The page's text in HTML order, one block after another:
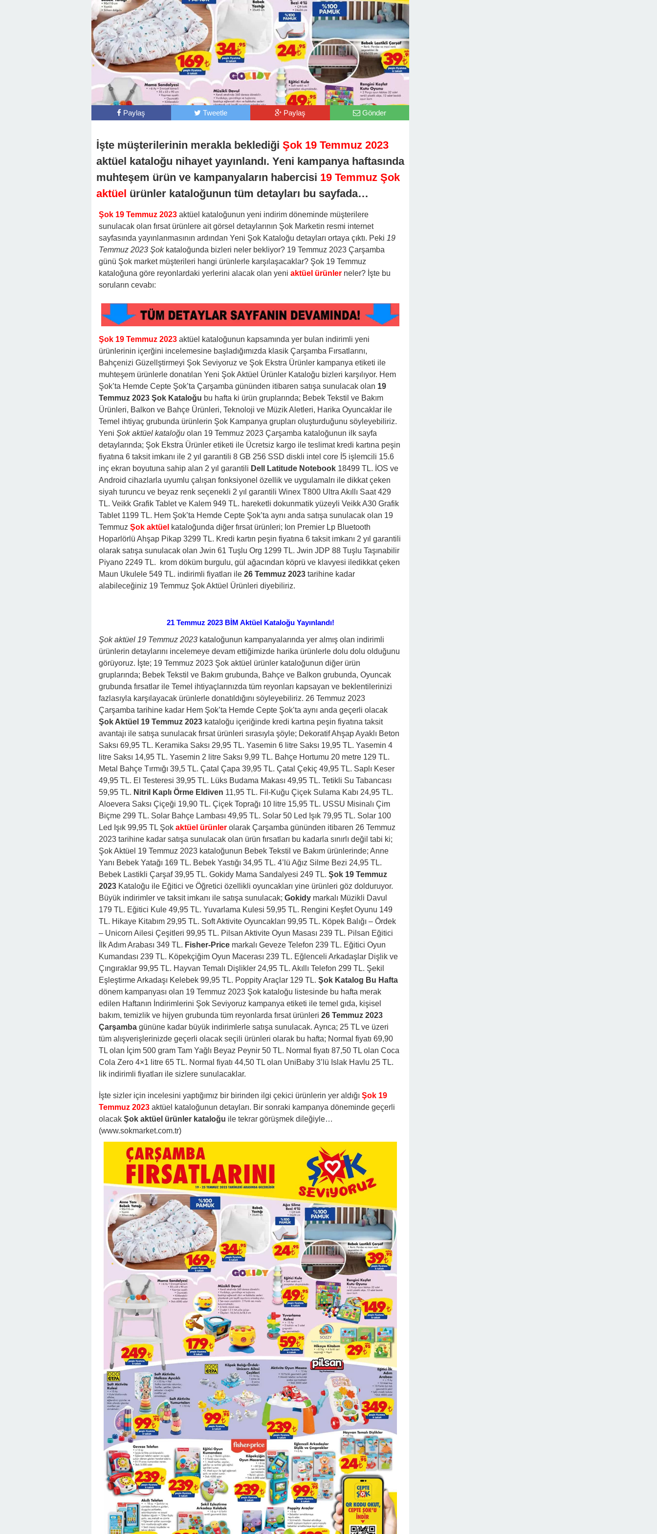
Paylaş Tweetle Paylaş Gönder
İşte müşterilerinin merakla beklediği Şok 19 Temmuz 2023
aktüel kataloğu nihayet yayınlandı. Yeni kampanya haftasında
muhteşem ürün ve kampanyaların habercisi 19 Temmuz Şok
aktüel ürünler kataloğunun tüm detayları bu sayfada…
Şok 19 Temmuz 2023 aktüel kataloğunun yeni indirim döneminde müşterilere
sunulacak olan fırsat ürünlere ait görsel detaylarının Şok Marketin resmi internet
sayfasında yayınlanmasının ardından Yeni Şok Kataloğu detayları ortaya çıktı. Peki 19
Temmuz 2023 Şokkataloğunda bizleri neler bekliyor? 19 Temmuz 2023 Çarşamba
günü Şok market müşterileri hangi ürünlerle karşılaşacaklar? Şok 19 Temmuz
kataloğuna göre reyonlardaki yerlerini alacak olan yeni aktüel ürünler neler? İşte bu
soruların cevabı:
Şok 19 Temmuz 2023 aktüel kataloğunun kapsamında yer bulan indirimli yeni
ürünlerinin içerğini incelemesine başladığımızda klasik Çarşamba Fırsatlarını,
Bahçenizi Güzellştirmeyi Şok Seviyoruz ve Şok Ekstra Ürünler kampanya etiketi ile
muhteşem ürünlerle donatılan Yeni Şok Aktüel Ürünler Kataloğu bizleri karşılıyor. Hem
Şok’ta Hemde Cepte Şok’ta Çarşamba gününden itibaren satışa sunulacak olan 19
Temmuz 2023 Şok Kataloğu bu hafta ki ürün gruplarında; Bebek Tekstil ve Bakım
Ürünleri, Balkon ve Bahçe Ürünleri, Teknoloji ve Müzik Aletleri, Harika Oyuncaklar ile
Temel ihtiyaç grubunda ürünlerin Şok Kampanya grupları oluşturduğunu söyleyebiliriz.
Yeni Şok aktüel kataloğu olan 19 Temmuz 2023 Çarşamba kataloğunun ilk sayfa
detaylarında; Şok Ekstra Ürünler etiketi ile Ücretsiz kargo ile teslimat kredi kartına peşin
fiyatına 6 taksit imkanı ile 2 yıl garantili 8 GB 256 SSD diskli intel core İ5 işlemcili 15.6
inç ekran boyutuna sahip alan 2 yıl garantili Dell Latitude Notebook 18499 TL. İOS ve
Android cihazlarla uyumlu çalışan fonksiyonel özellik ve uygulamalrı ile dikkat çeken
siyah turuncu ve beyaz renk seçenekli 2 yıl garantili Winex T800 Ultra Akıllı Saat 429
TL. Veikk Grafik Tablet ve Kalem 949 TL. hareketli dokunmatik yüzeyli Veikk A30 Grafik
Tablet 1199 TL. Hem Şok’ta Hemde Cepte Şok’ta aynı anda satışa sunulacak olan 19
Temmuz Şok aktüel kataloğunda diğer fırsat ürünleri; Ion Premier Lp Bluetooth
Hoparlörlü Ahşap Pikap 3299 TL. Kredi kartın peşin fiyatına 6 taksit imkanı 2 yıl garantili
olarak satışa sunulacak olan Jwin 61 Tuşlu Org 1299 TL. Jwin JDP 88 Tuşlu Taşınabilir
Piyano 2249 TL. krom döküm burgulu, gül ağacından köprü ve klavyesi iledikkat çeken
Maun Ukulele 549 TL. indirimli fiyatları ile 26 Temmuz 2023 tarihine kadar
alabileceğiniz 19 Temmuz Şok Aktüel Ürünleri diyebiliriz.
21 Temmuz 2023 BİM Aktüel Kataloğu Yayınlandı!
Şok aktüel 19 Temmuz 2023 kataloğunun kampanyalarında yer almış olan indirimli
ürünlerin detaylarını incelemeye devam ettiğimizde harika ürünlerle dolu dolu olduğunu
görüyoruz. İşte; 19 Temmuz 2023 Şok aktüel ürünler kataloğunun diğer ürün
gruplarında; Bebek Tekstil ve Bakım grubunda, Bahçe ve Balkon grubunda, Oyuncak
grubunda fırsatlar ile Temel ihtiyaçlarınızda tüm reyonları kapsayan ve beklentilerinizi
fazlasıyla karşılayacak ürünlerle donatıldığını söyleyebiliriz. 26 Temmuz 2023
Çarşamba tarihine kadar Hem Şok’ta Hemde Cepte Şok’ta aynı anda geçerli olacak
Şok Aktüel 19 Temmuz 2023 kataloğu içeriğinde kredi kartına peşin fiyatına taksit
avantajı ile satışa sunulacak fırsat ürünleri sırasıyla şöyle; Dekoratif Ahşap Ayaklı Beton
Saksı 69,95 TL. Keramika Saksı 29,95 TL. Yasemin 6 litre Saksı 19,95 TL. Yasemin 4
litre Saksı 14,95 TL. Yasemin 2 litre Saksı 9,99 TL. Bahçe Hortumu 20 metre 129 TL.
Metal Bahçe Tırmığı 39,5 TL. Çatal Çapa 39,95 TL. Çatal Çekiç 49,95 TL. Saplı Keser
49,95 TL. El Testeresi 39,95 TL. Lüks Budama Makası 49,95 TL. Tetikli Su Tabancası
59,95 TL. Nitril Kaplı Örme Eldiven 11,95 TL. Fil-Kuğu Çiçek Sulama Kabı 24,95 TL.
Aloevera Saksı Çiçeği 19,90 TL. Çiçek Toprağı 10 litre 15,95 TL. USSU Misinalı Çim
Biçme 299 TL. Solar Bahçe Lambası 49,95 TL. Solar 50 Led Işık 79,95 TL. Solar 100
Led Işık 99,95 TL Şok aktüel ürünler olarak Çarşamba gününden itibaren 26 Temmuz
2023 tarihine kadar satışa sunulacak olan ürün fırsatları bu kadarla sınırlı değil tabi ki;
Şok Aktüel 19 Temmuz 2023 kataloğunun Bebek Tekstil ve Bakım ürünlerinde; Anne
Yanı Bebek Yatağı 169 TL. Bebek Yastığı 34,95 TL. 4’lü Ağız Silme Bezi 24,95 TL.
Bebek Lastikli Çarşaf 39,95 TL. Gokidy Mama Sandalyesi 249 TL. Şok 19 Temmuz
2023 Kataloğu ile Eğitici ve Öğretici özellikli oyuncakları yine ürünleri göz dolduruyor.
Büyük indirimler ve taksit imkanı ile satışa sunulacak; Gokidy markalı Müzikli Davul
179 TL. Eğitici Kule 49,95 TL. Yuvarlama Kulesi 59,95 TL. Rengini Keşfet Oyunu 149
TL. Hikaye Kitabım 29,95 TL. Soft Aktivite Oyuncakları 99,95 TL. Köpek Balığı – Ördek
– Unicorn Ailesi Çeşitleri 99,95 TL. Pilsan Aktivite Oyun Masası 239 TL. Pilsan Eğitici
İlk Adım Arabası 349 TL. Fisher-Price markalı Geveze Telefon 239 TL. Eğitici Oyun
Kumandası 239 TL. Köpekçiğim Oyun Macerası 239 TL. Eğlenceli Arkadaşlar Dişlik ve
Çıngıraklar 99,95 TL. Hayvan Temalı Dişlikler 24,95 TL. Akıllı Telefon 299 TL. Şekil
Eşleştirme Arkadaşı Kelebek 99,95 TL. Poppity Araçlar 129 TL. Şok Katalog Bu Hafta
dönem kampanyası olan 19 Temmuz 2023 Şok kataloğu listesinde bu hafta merak
edilen Haftanın İndirimlerini Şok Seviyoruz kampanya etiketi ile temel gıda, kişisel
bakım, temizlik ve hijyen grubunda tüm reyonlarda fırsat ürünleri 26 Temmuz 2023
Çarşamba gününe kadar büyük indirimlerle satışa sunulacak. Ayrıca; 25 TL ve üzeri
tüm alışverişlerinizde geçerli olacak seçili ürünleri olarak bu hafta; Normal fiyatı 69,90
TL olan İçim 500 gram Tam Yağlı Beyaz Peynir 50 TL. Normal fiyatı 87,50 TL olan Coca
Cola Zero 4×1 litre 65 TL. Normal fiyatı 44,50 TL olan UniBaby 3’lü Islak Havlu 25 TL.
lik indirimli fiyatları ile sizlere sunulacaklar.
İşte sizler için incelesini yaptığımız bir birinden ilgi çekici ürünlerin yer aldığı Şok 19
Temmuz 2023 aktüel kataloğunun detayları. Bir sonraki kampanya döneminde geçerli
olacak Şok aktüel ürünler kataloğu ile tekrar görüşmek dileğiyle…
(www.sokmarket.com.tr)